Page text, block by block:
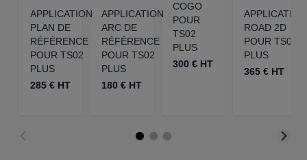
APPLICATION
PLAN DE
RÉFÉRENCE
POUR TS02
PLUS
285 € HT
APPLICATION
ARC DE
RÉFÉRENCE
POUR TS02
PLUS
180 € HT
COGO
POUR
TS02
PLUS
300 € HT
APPLICATION
ROAD 2D
POUR TS02
PLUS
365 € HT